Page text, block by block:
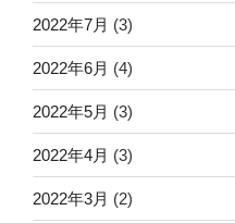
2022年7月 (3)
2022年6月 (4)
2022年5月 (3)
2022年4月 (3)
2022年3月 (2)